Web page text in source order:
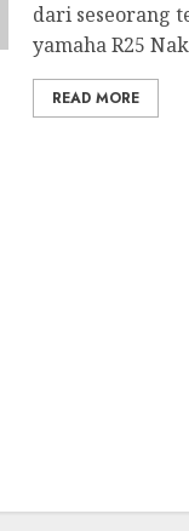
dari seseorang
yamaha R25
READ MORE